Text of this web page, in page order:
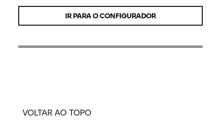
IR PARA O CONFIGURADOR
VOLTAR AO TOPO